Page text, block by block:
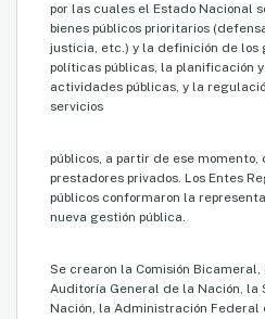
por las cuales el Estado Nacional
bienes públicos prioritarios
justicia, etc.) y la definición de los
políticas públicas, la planificación
actividades públicas, y la
servicios
públicos, a partir de ese
prestadores privados. Los Entes
públicos conformaron la
nueva gestión pública.
Se crearon la Comisión
Auditoría General de la Nación,
Nación, la Administración Federal